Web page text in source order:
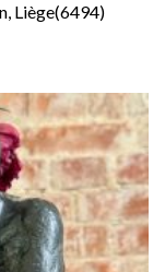
Liège(6494)